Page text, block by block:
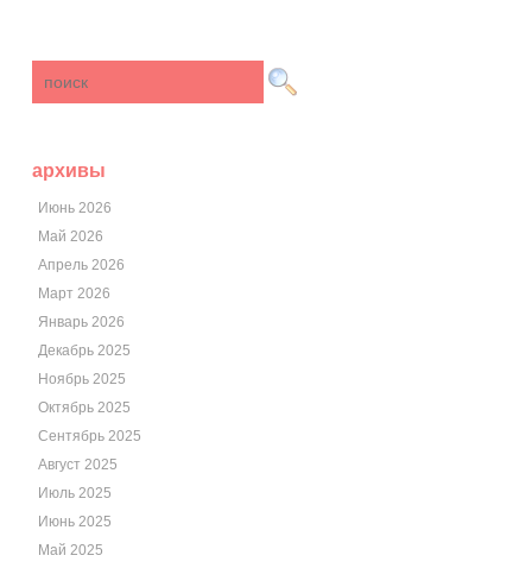
архивы
Июнь 2026
Май 2026
Апрель 2026
Март 2026
Январь 2026
Декабрь 2025
Ноябрь 2025
Октябрь 2025
Сентябрь 2025
Август 2025
Июль 2025
Июнь 2025
Май 2025